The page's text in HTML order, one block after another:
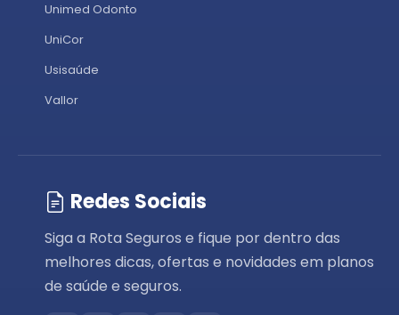
Unimed Odonto
UniCor
Usisaúde
Vallor
Redes Sociais
Siga a Rota Seguros e fique por dentro das
melhores dicas, ofertas e novidades em planos
de saúde e seguros.